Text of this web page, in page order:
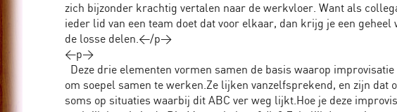
zich bijzonder krachtig vertalen naar de werkvloer. Want als
ieder lid van een team doet dat voor elkaar, dan krijg je een
de losse delen.</p>
<p>
Deze drie elementen vormen samen de basis waarop
om soepel samen te werken.Ze lijken vanzelfsprekend, en zijn
soms op situaties waarbij dit ABC ver weg lijkt.Hoe je deze